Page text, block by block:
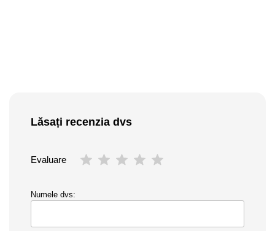
Lăsați recenzia dvs
Evaluare
Numele dvs: